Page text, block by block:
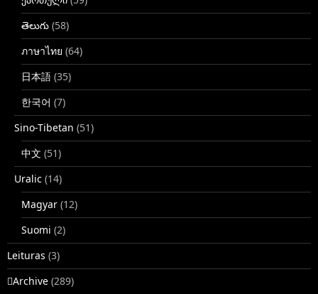
తెలుగు (58)
ภาษาไทย (64)
日本語 (35)
한국어 (7)
Sino-Tibetan (51)
中文 (51)
Uralic (14)
Magyar (12)
Suomi (2)
Leituras (3)
􏿽Archive (289)